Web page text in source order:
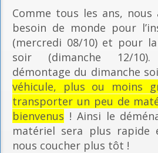
Comme tous les ans, nous
besoin de monde pour
(mercredi 08/10) et pour
soir (dimanche 12/
démontage du dimanche
véhicule, plus ou moins
transporter un peu de
bienvenus ! Ainsi le
matériel sera plus rapide
nous coucher plus tôt !